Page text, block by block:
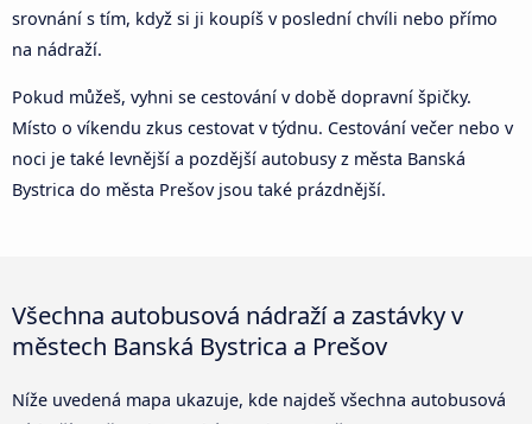
srovnání s tím, když si ji koupíš v poslední chvíli nebo přímo
na nádraží.
Pokud můžeš, vyhni se cestování v době dopravní špičky.
Místo o víkendu zkus cestovat v týdnu. Cestování večer nebo v
noci je také levnější a pozdější autobusy z města Banská
Bystrica do města Prešov jsou také prázdnější.
Všechna autobusová nádraží a zastávky v
městech Banská Bystrica a Prešov
Níže uvedená mapa ukazuje, kde najdeš všechna autobusová